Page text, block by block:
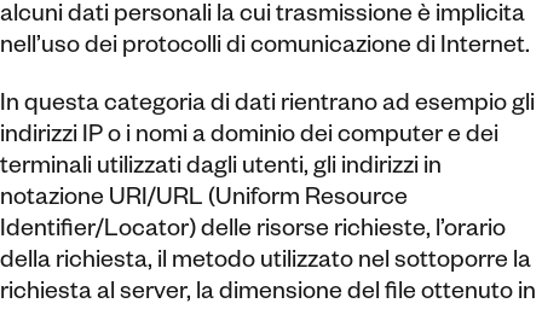
alcuni dati personali la cui trasmissione è implicita
nell’uso dei protocolli di comunicazione di Internet.
In questa categoria di dati rientrano ad esempio gli
indirizzi IP o i nomi a dominio dei computer e dei
terminali utilizzati dagli utenti, gli indirizzi in
notazione URI/URL (Uniform Resource
Identifier/Locator) delle risorse richieste, l’orario
della richiesta, il metodo utilizzato nel sottoporre la
richiesta al server, la dimensione del file ottenuto in